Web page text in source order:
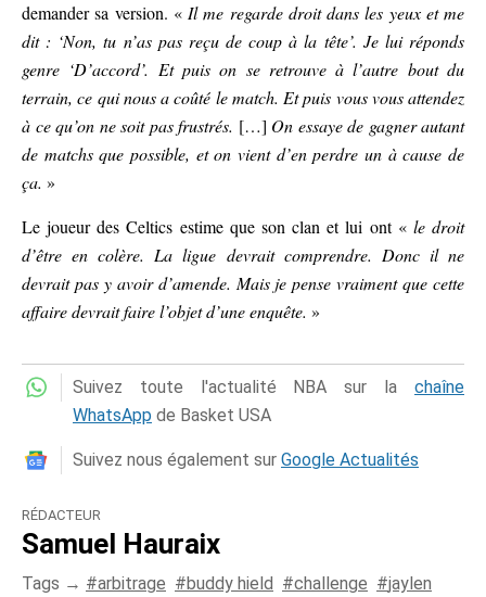
demander sa version. « Il me regarde droit dans les yeux et me
dit : ‘Non, tu n’as pas reçu de coup à la tête’. Je lui réponds
genre ‘D’accord’. Et puis on se retrouve à l’autre bout du
terrain, ce qui nous a coûté le match. Et puis vous vous attendez
à ce qu’on ne soit pas frustrés. […] On essaye de gagner autant
de matchs que possible, et on vient d’en perdre un à cause de
ça. »
Le joueur des Celtics estime que son clan et lui ont « le droit
d’être en colère. La ligue devrait comprendre. Donc il ne
devrait pas y avoir d’amende. Mais je pense vraiment que cette
affaire devrait faire l’objet d’une enquête. »
Suivez toute l'actualité NBA sur la chaîne
WhatsApp de Basket USA
Suivez nous également sur Google Actualités
RÉDACTEUR
Samuel Hauraix
Tags → arbitrage buddy hield challenge jaylen